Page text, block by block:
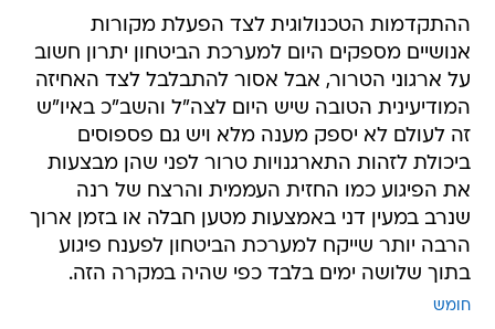
ההתקדמות הטכנולוגית לצד הפעלת מקורות
אנושיים מספקים היום למערכת הביטחון יתרון חשוב
על ארגוני הטרור, אבל אסור להתבלבל לצד האחיזה
המודיעינית הטובה שיש היום לצה"ל והשב"כ באיו"ש
זה לעולם לא יספק מענה מלא ויש גם פספוסים
ביכולת לזהות התארגנויות טרור לפני שהן מבצעות
את הפיגוע כמו החזית העממית והרצח של רנה
שנרב במעין דני באמצעות מטען חבלה או בזמן ארוך
הרבה יותר שייקח למערכת הביטחון לפענח פיגוע
בתוך שלושה ימים בלבד כפי שהיה במקרה הזה.
חומש